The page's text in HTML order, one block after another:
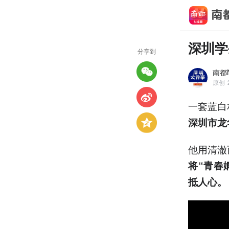
深圳
南都
原创
一套蓝
深圳市
他用清
将“青春
抵人心。
分享到